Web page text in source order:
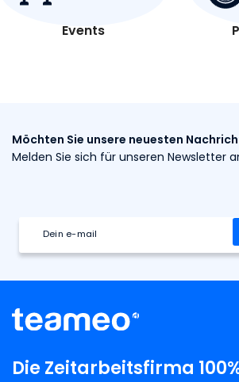
Events
Möchten Sie unsere neuesten
Melden Sie sich für unseren Newsletter
Die Zeitarbeitsfirma